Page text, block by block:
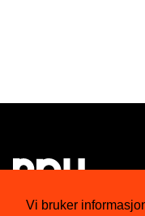
Vi bruker